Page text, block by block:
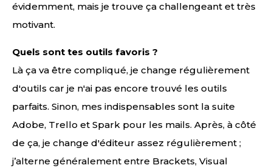
évidemment, mais je trouve ça challengeant et très
motivant.
Quels sont tes outils favoris ?
Là ça va être compliqué, je change régulièrement
d'outils car je n'ai pas encore trouvé les outils
parfaits. Sinon, mes indispensables sont la suite
Adobe, Trello et Spark pour les mails. Après, à côté
de ça, je change d'éditeur assez régulièrement ;
j’alterne généralement entre Brackets, Visual